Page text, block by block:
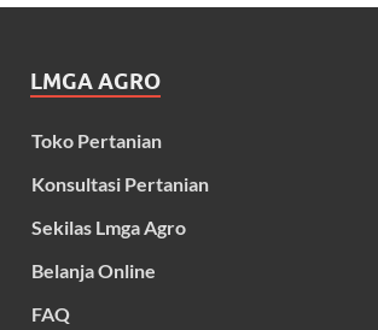
LMGA AGRO
Toko Pertanian
Konsultasi Pertanian
Sekilas Lmga Agro
Belanja Online
FAQ